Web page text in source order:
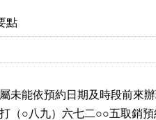
點
未能依預約日期及時段前來
打（○八九）六七二○○五取銷